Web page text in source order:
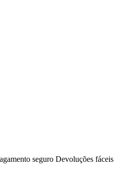
seguro Devoluções fáceis